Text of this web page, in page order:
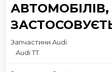
Запчастини Audi
Audi TT